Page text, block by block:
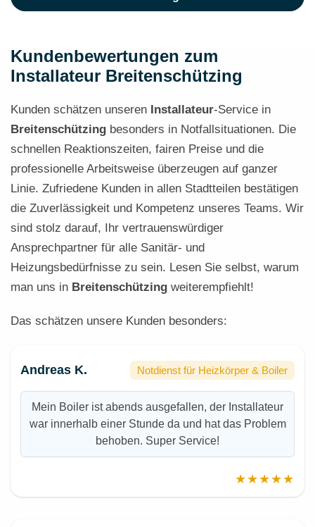
Kundenbewertungen zum
Installateur Breitenschützing
Kunden schätzen unseren Installateur-Service in
Breitenschützing besonders in Notfallsituationen. Die
schnellen Reaktionszeiten, fairen Preise und die
professionelle Arbeitsweise überzeugen auf ganzer
Linie. Zufriedene Kunden in allen Stadtteilen bestätigen
die Zuverlässigkeit und Kompetenz unseres Teams. Wir
sind stolz darauf, Ihr vertrauenswürdiger
Ansprechpartner für alle Sanitär- und
Heizungsbedürfnisse zu sein. Lesen Sie selbst, warum
man uns in Breitenschützing weiterempfiehlt!
Das schätzen unsere Kunden besonders:
Andreas K. Notdienst für Heizkörper & Boiler
Mein Boiler ist abends ausgefallen, der Installateur
war innerhalb einer Stunde da und hat das Problem
behoben. Super Service!
★★★★★